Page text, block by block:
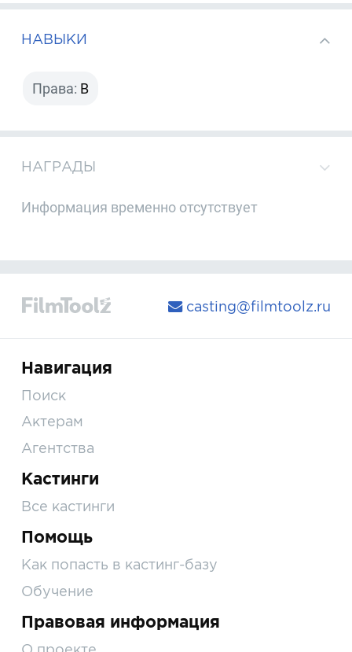
НАВЫКИ
Права: B
НАГРАДЫ
Информация временно отсутствует
casting@filmtoolz.ru
Навигация
Поиск
Актерам
Агентства
Кастинги
Все кастинги
Помощь
Как попасть в кастинг-базу
Обучение
Правовая информация